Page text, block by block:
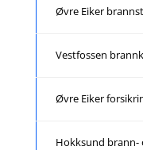
Øvre Eiker
Vestfossen
Øvre Eiker
Hokksund brann-